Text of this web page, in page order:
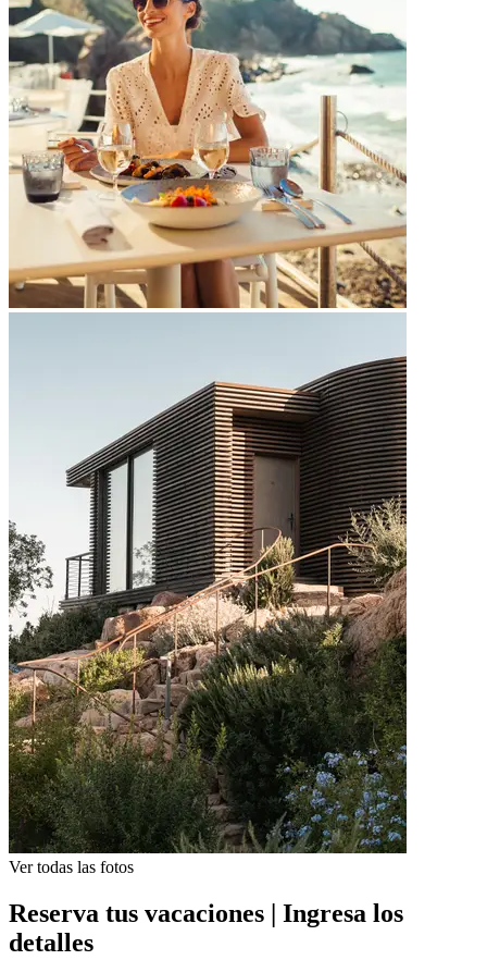
Ver todas las fotos
Reserva tus vacaciones | Ingresa los
detalles